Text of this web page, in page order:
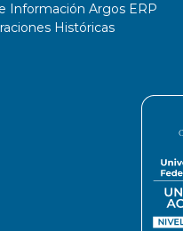
Información Argos ERP
Históricas